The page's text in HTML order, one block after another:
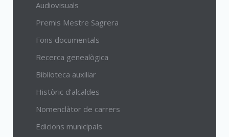
Audiovisuals
Premis Mestre Sagrera
Fons documentals
Recerca genealògica
Biblioteca auxiliar
Històric d'alcaldes
Nomenclàtor de carrers
Edicions municipals